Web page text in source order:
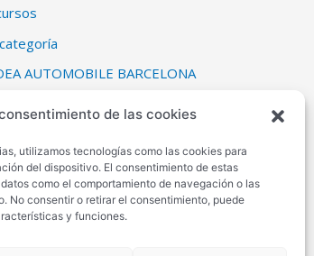
de las cookies
utilizamos tecnologías como las cookies para
del dispositivo. El consentimiento de estas
como el comportamiento de navegación o las
No consentir o retirar el consentimiento, puede
y funciones.
AUTOMOBILE BARCELONA
CES 2023
EICMA 2022 (Milán, 8 -13
2022)